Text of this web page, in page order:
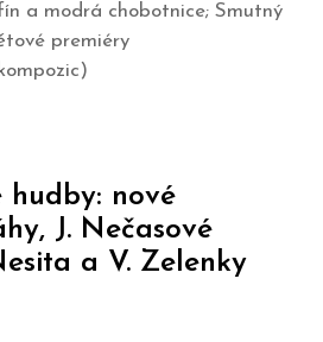
a modrá chobotnice; Smutný
premiéry
hudby: nové
J. Nečasové
a V. Zelenky